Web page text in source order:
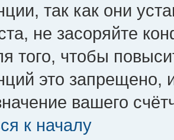
так как они
не засоряйте
того, чтобы
это запрещено,
вашего
к началу